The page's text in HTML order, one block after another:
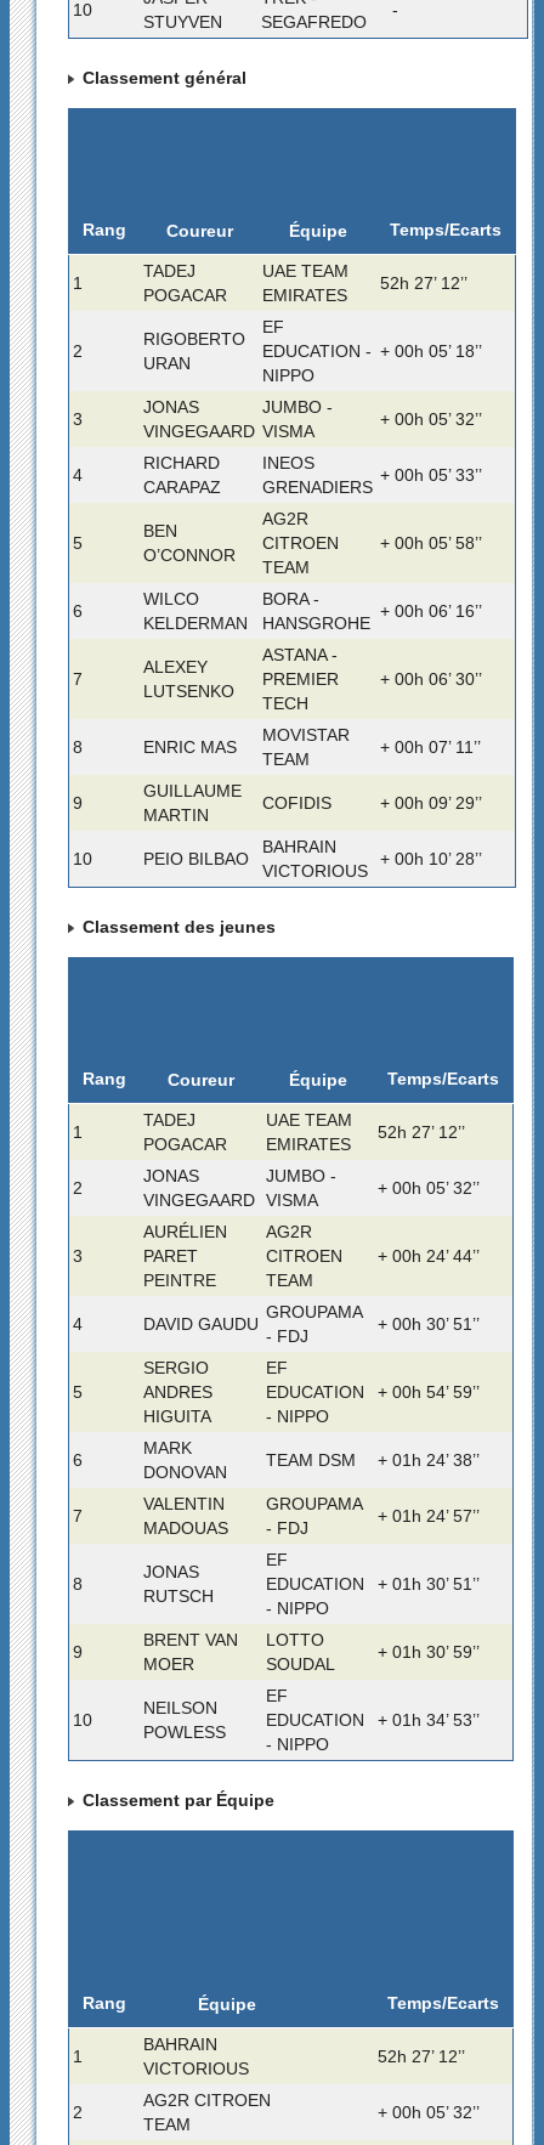
10
STUYVEN
SEGAFREDO
-
Classement général
Rang Coureur Équipe Temps/Ecarts
1
TADEJ
POGACAR
UAE TEAM
EMIRATES
52h 27’ 12’’
2
RIGOBERTO
URAN
EF
EDUCATION -
NIPPO
+ 00h 05’ 18’’
3
JONAS
VINGEGAARD
JUMBO -
VISMA
+ 00h 05’ 32’’
4
RICHARD
CARAPAZ
INEOS
GRENADIERS
+ 00h 05’ 33’’
5
BEN
O’CONNOR
AG2R
CITROEN
TEAM
+ 00h 05’ 58’’
6
WILCO
KELDERMAN
BORA -
HANSGROHE
+ 00h 06’ 16’’
7
ALEXEY
LUTSENKO
ASTANA -
PREMIER
TECH
+ 00h 06’ 30’’
8 ENRIC MAS
MOVISTAR
TEAM
+ 00h 07’ 11’’
9
GUILLAUME
MARTIN
COFIDIS + 00h 09’ 29’’
10 PEIO BILBAO
BAHRAIN
VICTORIOUS
+ 00h 10’ 28’’
Classement des jeunes
Rang Coureur Équipe Temps/Ecarts
1
TADEJ
POGACAR
UAE TEAM
EMIRATES
52h 27’ 12’’
2
JONAS
VINGEGAARD
JUMBO -
VISMA
+ 00h 05’ 32’’
3
AURÉLIEN
PARET
PEINTRE
AG2R
CITROEN
TEAM
+ 00h 24’ 44’’
4 DAVID GAUDU
GROUPAMA
- FDJ
+ 00h 30’ 51’’
5
SERGIO
ANDRES
HIGUITA
EF
EDUCATION
- NIPPO
+ 00h 54’ 59’’
6
MARK
DONOVAN
TEAM DSM + 01h 24’ 38’’
7
VALENTIN
MADOUAS
GROUPAMA
- FDJ
+ 01h 24’ 57’’
8
JONAS
RUTSCH
EF
EDUCATION
- NIPPO
+ 01h 30’ 51’’
9
BRENT VAN
MOER
LOTTO
SOUDAL
+ 01h 30’ 59’’
10
NEILSON
POWLESS
EF
EDUCATION
- NIPPO
+ 01h 34’ 53’’
Classement par Équipe
Rang Équipe Temps/Ecarts
1
BAHRAIN
VICTORIOUS
52h 27’ 12’’
2
AG2R CITROEN
TEAM
+ 00h 05’ 32’’